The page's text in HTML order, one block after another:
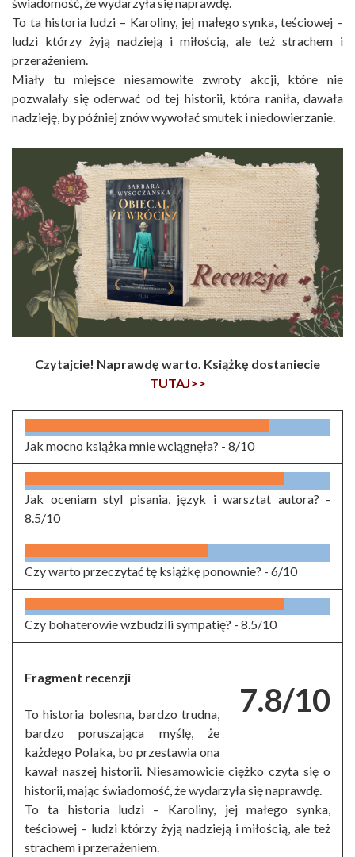
To ta historia ludzi – Karoliny, jej małego synka, teściowej –
ludzi którzy żyją nadzieją i miłością, ale też strachem i
przerażeniem.
Miały tu miejsce niesamowite zwroty akcji, które nie
pozwalały się oderwać od tej historii, która raniła, dawała
nadzieję, by później znów wywołać smutek i niedowierzanie.
Czytajcie! Naprawdę warto. Książkę dostaniecie
TUTAJ>>
Jak mocno książka mnie wciągnęła? - 8/10
Jak oceniam styl pisania, język i warsztat autora? -
8.5/10
Czy warto przeczytać tę książkę ponownie? - 6/10
Czy bohaterowie wzbudzili sympatię? - 8.5/10
7.8/10
Fragment recenzji
To historia bolesna, bardzo trudna,
bardzo poruszająca myślę, że
każdego Polaka, bo przestawia ona
kawał naszej historii. Niesamowicie ciężko czyta się o
historii, mając świadomość, że wydarzyła się naprawdę.
To ta historia ludzi – Karoliny, jej małego synka,
teściowej – ludzi którzy żyją nadzieją i miłością, ale też
strachem i przerażeniem.